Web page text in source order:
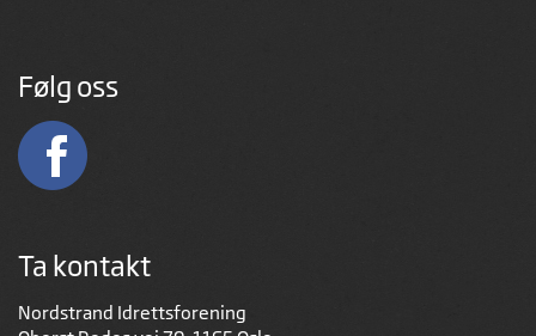
Følg oss
Ta kontakt
Nordstrand Idrettsforening